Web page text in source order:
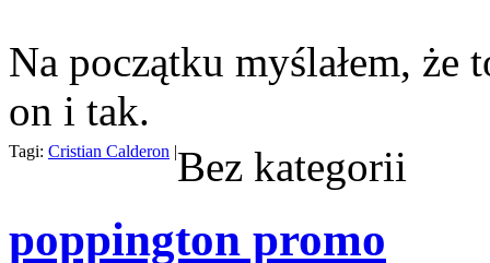
Na początku myślałem,
on i tak.
Tagi: Cristian Calderon |Bez kategorii
poppington promo